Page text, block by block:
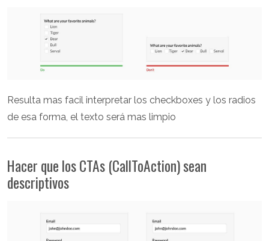
Resulta mas facil interpretar los checkboxes y los radios
de esa forma, el texto será mas limpio
Hacer que los CTAs (CallToAction) sean
descriptivos